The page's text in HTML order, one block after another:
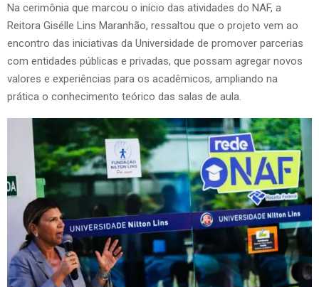
Na cerimônia que marcou o início das atividades do NAF, a
Reitora Gisélle Lins Maranhão, ressaltou que o projeto vem ao
encontro das iniciativas da Universidade de promover parcerias
com entidades públicas e privadas, que possam agregar novos
valores e experiências para os acadêmicos, ampliando na
prática o conhecimento teórico das salas de aula.